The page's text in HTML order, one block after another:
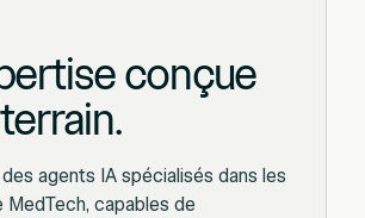
conçue
agents IA spécialisés dans les
capables de